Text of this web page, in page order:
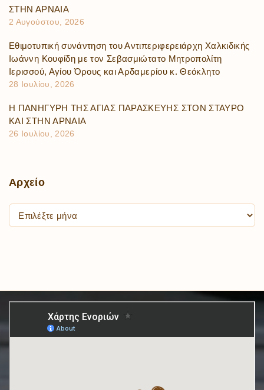
ΣΤΗΝ ΑΡΝΑΙΑ
2 Αυγούστου, 2026
Εθιμοτυπική συνάντηση του Αντιπεριφερειάρχη Χαλκιδικής
Ιωάννη Κουφίδη με τον Σεβασμιώτατο Μητροπολίτη
Ιερισσού, Αγίου Όρους και Αρδαμερίου κ. Θεόκλητο
28 Ιουλίου, 2026
Η ΠΑΝΗΓΥΡΗ ΤΗΣ ΑΓΙΑΣ ΠΑΡΑΣΚΕΥΗΣ ΣΤΟΝ ΣΤΑΥΡΟ
ΚΑΙ ΣΤΗΝ ΑΡΝΑΙΑ
26 Ιουλίου, 2026
Αρχείο